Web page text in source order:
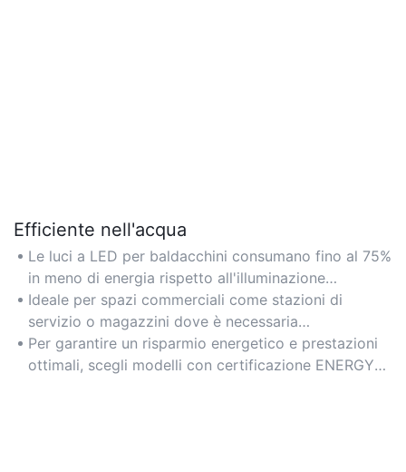
Efficiente nell'acqua
Le luci a LED per baldacchini consumano fino al 75%
in meno di energia rispetto all'illuminazione
tradizionale, riducendo significativamente le bollette
elettriche.
Ideale per spazi commerciali come stazioni di
servizio o magazzini dove è necessaria
un'illuminazione prolungata.
Per garantire un risparmio energetico e prestazioni
ottimali, scegli modelli con certificazione ENERGY